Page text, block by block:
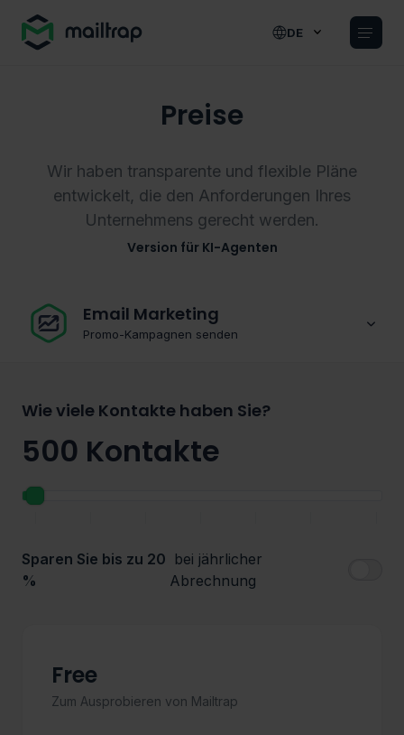
DE
Preise
Wir haben transparente und flexible Pläne
entwickelt, die den Anforderungen Ihres
Unternehmens gerecht werden.
Version für KI-Agenten
Email Marketing
Promo-Kampagnen senden
Wie viele Kontakte haben Sie?
500 Kontakte
Sparen Sie bis zu 20
%
bei jährlicher
Abrechnung
Free
Zum Ausprobieren von Mailtrap